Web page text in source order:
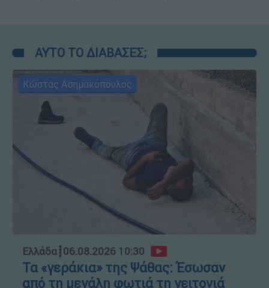
ΑΥΤΟ ΤΟ ΔΙΑΒΑΣΕΣ;
Κώστας Ασημακόπουλος
Ελλάδα┋06.08.2026 10:30
Τα «γεράκια» της Ψάθας: Έσωσαν
από τη μεγάλη φωτιά τη γειτονιά